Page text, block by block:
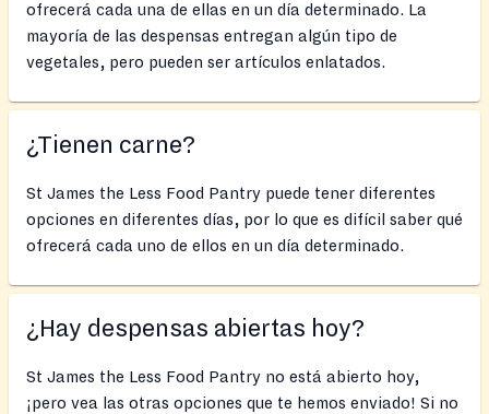
ofrecerá cada una de ellas en un día determinado. La
mayoría de las despensas entregan algún tipo de
vegetales, pero pueden ser artículos enlatados.
¿Tienen carne?
St James the Less Food Pantry puede tener diferentes
opciones en diferentes días, por lo que es difícil saber qué
ofrecerá cada uno de ellos en un día determinado.
¿Hay despensas abiertas hoy?
St James the Less Food Pantry no está abierto hoy,
¡pero vea las otras opciones que te hemos enviado! Si no